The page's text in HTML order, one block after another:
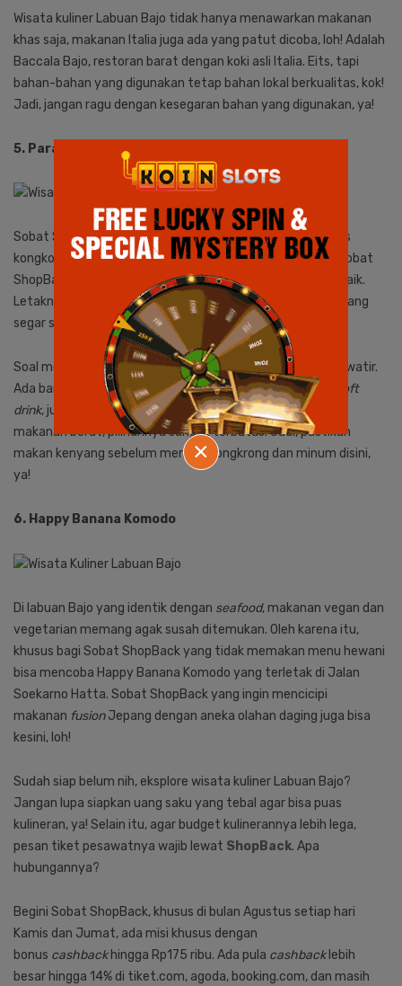
×
Wisata kuliner Labuan Bajo tidak hanya menawarkan makanan
khas saja, makanan Italia juga ada yang patut dicoba, loh! Adalah
Baccala Bajo, restoran barat dengan koki asli Italia. Eits, tapi
bahan-bahan yang digunakan tetap bahan lokal berkualitas, kok!
Jadi, jangan ragu dengan kesegaran bahan yang digunakan, ya!
5. Paradise Bar
Sobat ShopBack yang mencari tempat kulineran sekaligus
kongkow, wajib berkunjung di Paradise Bar. Di tempat ini, Sobat
ShopBack bisa menemukan spot sunset Labuan Bajo terbaik.
Letaknya yang ada di tepi tebing juga menjanjikan udara yang
segar serta pemandangan langsung ke laut lepas.
Soal menu kulineran, Sobat ShopBack juga tidak perlu khawatir.
Ada banyak jenis minuman yang bisa dipesan, mulai dari
soft
drink, jus, hingga kopi hitam tersedia disini. Namun, untuk
makanan berat, pilihannya sangat terbatas. Jadi, pastikan
makan kenyang sebelum memilih nongkrong dan minum disini,
ya!
6. Happy Banana Komodo
Di labuan Bajo yang identik dengan seafood, makanan vegan dan
vegetarian memang agak susah ditemukan. Oleh karena itu,
khusus bagi Sobat ShopBack yang tidak memakan menu hewani
bisa mencoba Happy Banana Komodo yang terletak di Jalan
Soekarno Hatta. Sobat ShopBack yang ingin mencicipi
makanan fusionJepang dengan aneka olahan daging juga bisa
kesini, loh!
Sudah siap belum nih, eksplore wisata kuliner Labuan Bajo?
Jangan lupa siapkan uang saku yang tebal agar bisa puas
kulineran, ya! Selain itu, agar budget kulinerannya lebih lega,
pesan tiket pesawatnya wajib lewat ShopBack. Apa
hubungannya?
Begini Sobat ShopBack, khusus di bulan Agustus setiap hari
Kamis dan Jumat, ada misi khusus dengan
bonus cashback hingga Rp175 ribu. Ada pula cashback lebih
besar hingga 14% di tiket.com, agoda, booking.com, dan masih